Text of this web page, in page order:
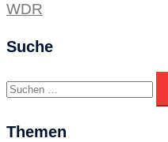
WDR
Suche
Suchen
nach:
Themen